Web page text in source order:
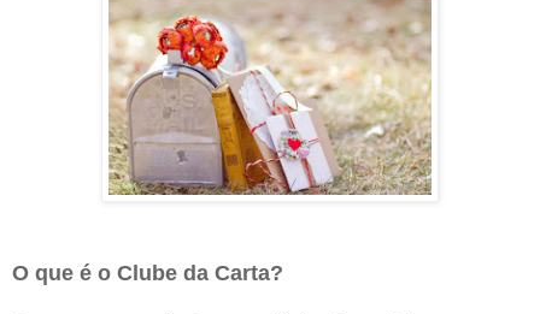
O que é o Clube da Carta?